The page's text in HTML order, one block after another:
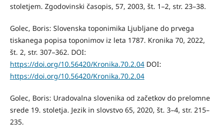
stoletjem. Zgodovinski časopis, 57, 2003, št. 1–2, str. 23–38.
Golec, Boris: Slovenska toponimika Ljubljane do prvega
tiskanega popisa toponimov iz leta 1787. Kronika 70, 2022,
št. 2, str. 307–362. DOI:
https://doi.org/10.56420/Kronika.70.2.04DOI:
https://doi.org/10.56420/Kronika.70.2.04
Golec, Boris: Uradovalna slovenika od začetkov do prelomne
srede 19. stoletja. Jezik in slovstvo 65, 2020, št. 3–4, str. 215–
235.